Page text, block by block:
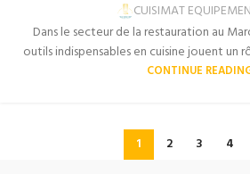
CUISIMAT
Dans le secteur de la restauration au
outils indispensables en cuisine jouent un
CONTINUE
1 2 3 4